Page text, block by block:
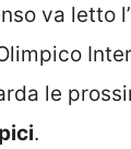
va letto
le
.